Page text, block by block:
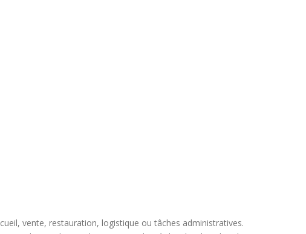
vente, restauration, logistique ou tâches administratives.